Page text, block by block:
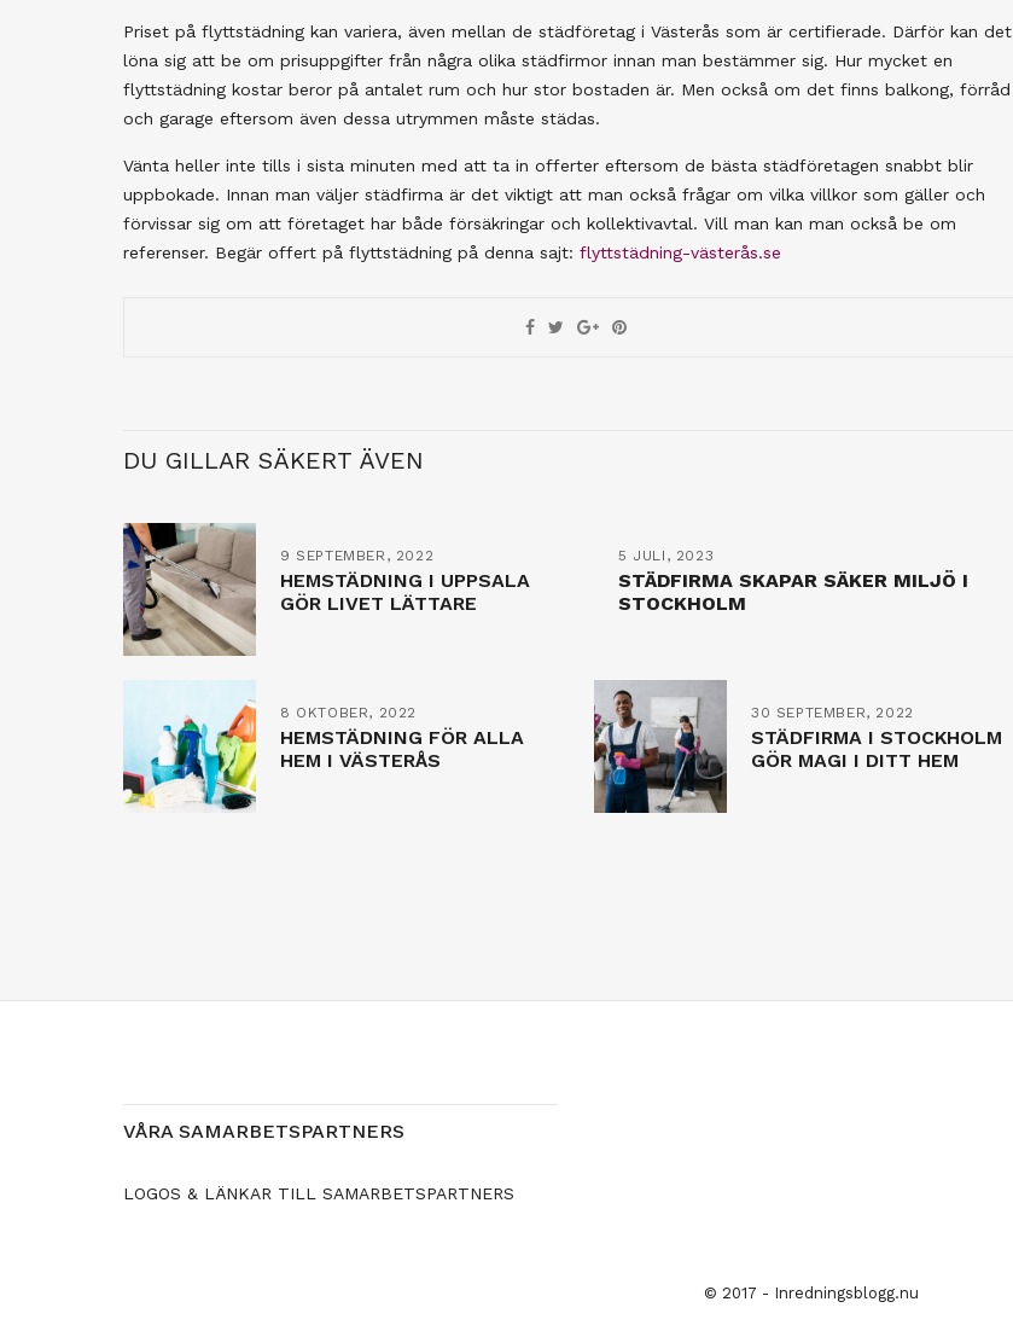
Priset på flyttstädning kan variera, även mellan de städföretag i Västerås som är certifierade. Därför kan det
löna sig att be om prisuppgifter från några olika städfirmor innan man bestämmer sig. Hur mycket en
flyttstädning kostar beror på antalet rum och hur stor bostaden är. Men också om det finns balkong, förråd
och garage eftersom även dessa utrymmen måste städas.
Vänta heller inte tills i sista minuten med att ta in offerter eftersom de bästa städföretagen snabbt blir
uppbokade. Innan man väljer städfirma är det viktigt att man också frågar om vilka villkor som gäller och
förvissar sig om att företaget har både försäkringar och kollektivavtal. Vill man kan man också be om
referenser. Begär offert på flyttstädning på denna sajt: flyttstädning-västerås.se
DU GILLAR SÄKERT ÄVEN
9 SEPTEMBER, 2022
HEMSTÄDNING I UPPSALA
GÖR LIVET LÄTTARE
5 JULI, 2023
STÄDFIRMA SKAPAR SÄKER MILJÖ I
STOCKHOLM
8 OKTOBER, 2022
HEMSTÄDNING FÖR ALLA
HEM I VÄSTERÅS
30 SEPTEMBER, 2022
STÄDFIRMA I STOCKHOLM
GÖR MAGI I DITT HEM
VÅRA SAMARBETSPARTNERS
LOGOS & LÄNKAR TILL SAMARBETSPARTNERS
© 2017 - Inredningsblogg.nu